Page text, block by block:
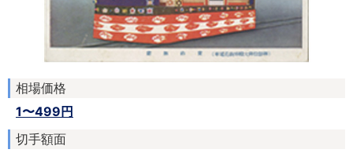
相場価格
1〜499円
切手額面